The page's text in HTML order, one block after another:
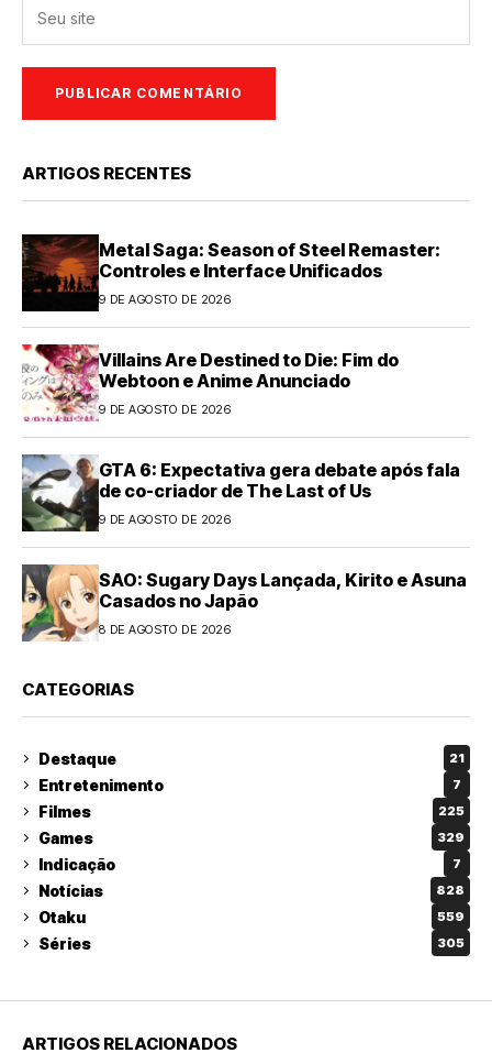
ARTIGOS RECENTES
Metal Saga: Season of Steel Remaster:
Controles e Interface Unificados
9 DE AGOSTO DE 2026
Villains Are Destined to Die: Fim do
Webtoon e Anime Anunciado
9 DE AGOSTO DE 2026
GTA 6: Expectativa gera debate após fala
de co-criador de The Last of Us
9 DE AGOSTO DE 2026
SAO: Sugary Days Lançada, Kirito e Asuna
Casados no Japão
8 DE AGOSTO DE 2026
CATEGORIAS
Destaque 21
Entretenimento 7
Filmes 225
Games 329
Indicação 7
Notícias 828
Otaku 559
Séries 305
ARTIGOS RELACIONADOS